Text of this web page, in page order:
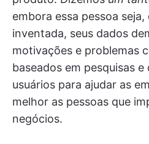
embora essa pessoa
inventada, seus dados
motivações e problemas
baseados em pesquisas e
usuários para ajudar as
melhor as pessoas que
negócios.